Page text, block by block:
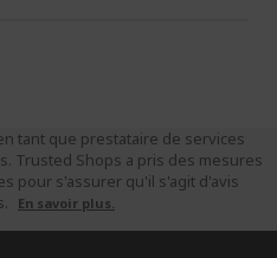
tant que prestataire de services
Trusted Shops a pris des mesures
pour s'assurer qu'il s'agit d'avis
En savoir plus.